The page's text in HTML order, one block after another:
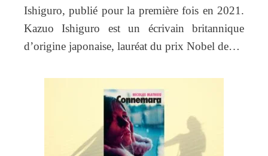
Ishiguro, publié pour la première fois en 2021.
Kazuo Ishiguro est un écrivain britannique
d’origine japonaise, lauréat du prix Nobel de…